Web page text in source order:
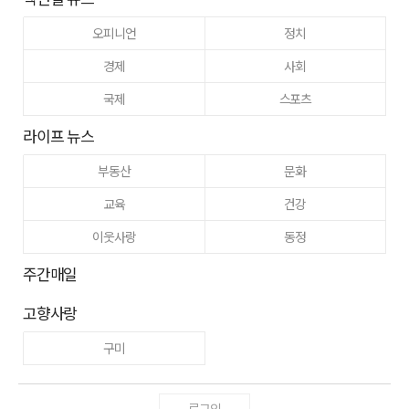
오피니언
정치
경제
사회
국제
스포츠
라이프 뉴스
부동산
문화
교육
건강
이웃사랑
동정
주간매일
고향사랑
구미